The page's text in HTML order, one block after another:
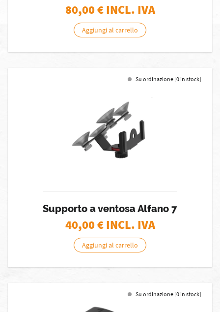
80,00€ INCL. IVA
Aggiungi al carrello
Su ordinazione [0 in stock]
Supporto a ventosa Alfano 7
40,00€ INCL. IVA
Aggiungi al carrello
Su ordinazione [0 in stock]